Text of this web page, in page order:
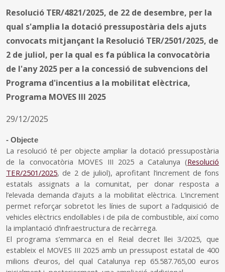
Resolució TER/4821/2025, de 22 de desembre, per la
qual s'amplia la dotació pressupostària dels ajuts
convocats mitjançant la Resolució TER/2501/2025, de
2 de juliol, per la qual es fa pública la convocatòria
de l'any 2025 per a la concessió de subvencions del
Programa d'incentius a la mobilitat elèctrica,
Programa MOVES III 2025
29/12/2025
- Objecte
La resolució té per objecte ampliar la dotació pressupostària
de la convocatòria MOVES III 2025 a Catalunya (Resolució
TER/2501/2025, de 2 de juliol), aprofitant l’increment de fons
estatals assignats a la comunitat, per donar resposta a
l’elevada demanda d’ajuts a la mobilitat elèctrica. L’increment
permet reforçar sobretot les línies de suport a l’adquisició de
vehicles elèctrics endollables i de pila de combustible, així como
la implantació d’infraestructura de recàrrega.
El programa s’emmarca en el Reial decret llei 3/2025, que
estableix el MOVES III 2025 amb un pressupost estatal de 400
milions d’euros, del qual Catalunya rep 65.587.765,00 euros